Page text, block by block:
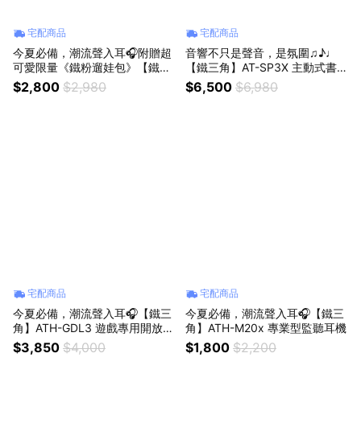
宅配商品
今夏必備，潮流聲入耳🎧附贈超
可愛限量《鐵粉遛娃包》【鐵三
角】ATH-SQ1TW2NC 真無線耳
機 (共六款顏色)
$2,800 $2,980
宅配商品
音響不只是聲音，是氛圍♫♪♩
【鐵三角】AT-SP3X 主動式書架
型喇叭
$6,500 $6,980
宅配商品
今夏必備，潮流聲入耳🎧【鐵三
角】ATH-GDL3 遊戲專用開放式
耳機麥克風組 (黑/白)
$3,850 $4,000
宅配商品
今夏必備，潮流聲入耳🎧【鐵三
角】ATH-M20x 專業型監聽耳機
$1,800 $2,200